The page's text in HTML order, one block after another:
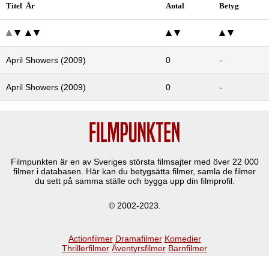
Titel År Antal Betyg
April Showers (2009) 0 -
April Showers (2009) 0 -
Filmpunkten är en av Sveriges största filmsajter med över 22 000
filmer i databasen. Här kan du betygsätta filmer, samla de filmer
du sett på samma ställe och bygga upp din filmprofil.
© 2002-2023.
Actionfilmer Dramafilmer Komedier
Thrillerfilmer Äventyrsfilmer Barnfilmer